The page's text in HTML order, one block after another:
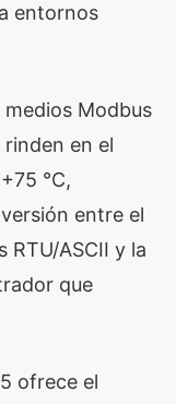
entornos
Modbus
en el
°C,
entre el
ASCII y la
que
ofrece el